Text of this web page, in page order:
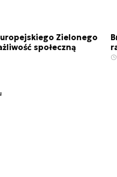
Zielonego
społeczną